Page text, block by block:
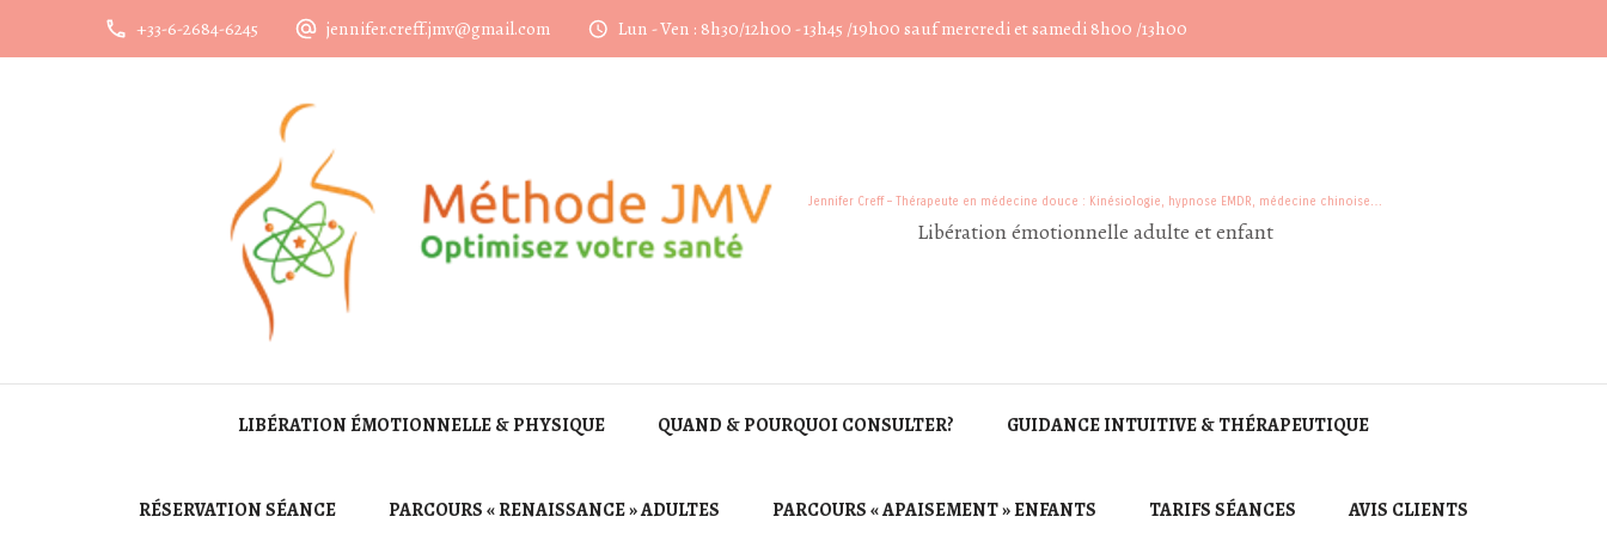
+33-6-2684-6245 jennifer.creff.jmv@gmail.com Lun - Ven : 8h30/12h00 - 13h45 /19h00 sauf mercredi et samedi 8h00 /13h00
Jennifer Creff – Thérapeute en médecine douce : Kinésiologie, hypnose EMDR, médecine chinoise…
Libération émotionnelle adulte et enfant
LIBÉRATION ÉMOTIONNELLE & PHYSIQUE QUAND & POURQUOI CONSULTER? GUIDANCE INTUITIVE & THÉRAPEUTIQUE
RÉSERVATION SÉANCE PARCOURS « RENAISSANCE » ADULTES PARCOURS « APAISEMENT » ENFANTS TARIFS SÉANCES AVIS CLIENTS